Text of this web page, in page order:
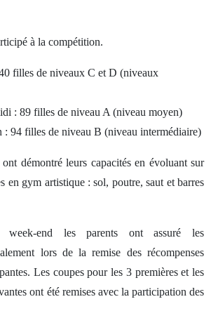
à la compétition.
filles de niveaux C et D (niveaux
: 89 filles de niveau A (niveau moyen)
: 94 filles de niveau B (niveau intermédiaire)
démontré leurs capacités en évoluant sur
en gym artistique : sol, poutre, saut et barres
end les parents ont assuré les
lors de la remise des récompenses
Les coupes pour les 3 premières et les
ont été remises avec la participation des